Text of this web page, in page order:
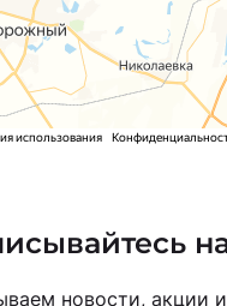
новости, акции и